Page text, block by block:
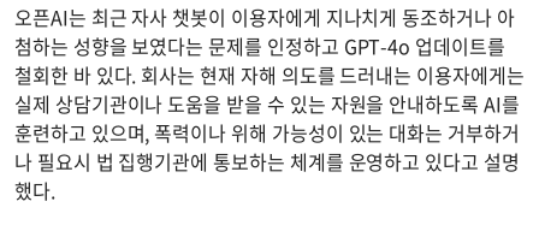
오픈AI는 최근 자사 챗봇이 이용자에게 지나치게 동조하거나 아
첨하는 성향을 보였다는 문제를 인정하고 GPT-4o 업데이트를
철회한 바 있다. 회사는 현재 자해 의도를 드러내는 이용자에게는
실제 상담기관이나 도움을 받을 수 있는 자원을 안내하도록 AI를
훈련하고 있으며, 폭력이나 위해 가능성이 있는 대화는 거부하거
나 필요시 법 집행기관에 통보하는 체계를 운영하고 있다고 설명
했다.